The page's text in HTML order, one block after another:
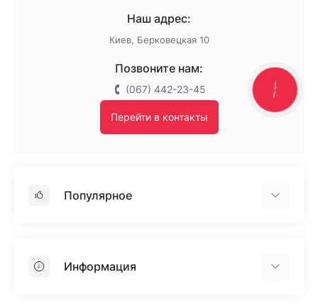
Наш адрес:
Киев, Берковецкая 10
Позвоните нам:
(067) 442-23-45
Перейти в контакты
Популярное
ПенопластИнформация
КНОПКА
ЗВ'ЯЗКУ